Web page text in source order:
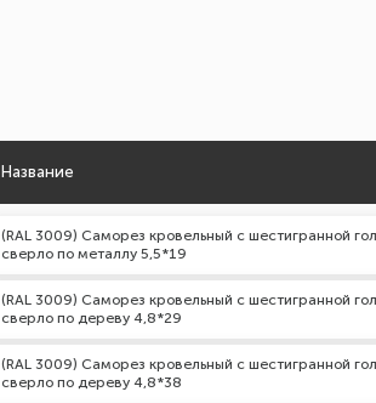
Название
(RAL 3009) Саморез кровельный с шестигранной
сверло по металлу 5,5*19
(RAL 3009) Саморез кровельный с шестигранной
сверло по дереву 4,8*29
(RAL 3009) Саморез кровельный с шестигранной
сверло по дереву 4,8*38